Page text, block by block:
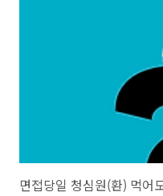
네이버 블로그 (건)설(취)업, (그
구직의 모든 것, 건설워커 별책
식iN 은하신(구인구직사이트1
면접당일 청심원(환) 먹어